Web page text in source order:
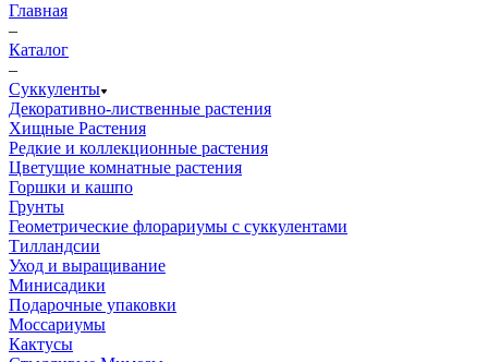
Главная
–
Каталог
–
Суккуленты
Декоративно-лиственные растения
Хищные Растения
Редкие и коллекционные растения
Цветущие комнатные растения
Горшки и кашпо
Грунты
Геометрические флорариумы с суккулентами
Тилландсии
Уход и выращивание
Минисадики
Подарочные упаковки
Моссариумы
Кактусы